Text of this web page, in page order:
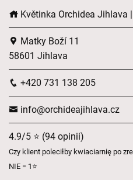
Květinka Orchidea Jihlava
Matky Boží 11
58601 Jihlava
+420 731 138 205
info@orchideajihlava.cz
4.9/5 ⭐ (94 opinii)
Czy klient poleciłby kwiaciarnię po
NIE = 1⭐